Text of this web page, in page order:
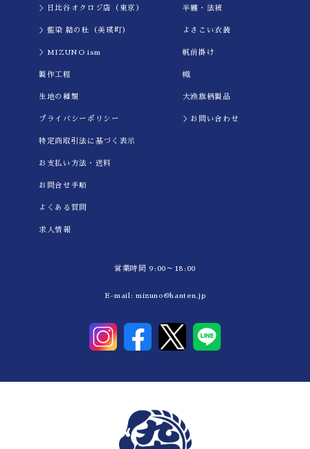
＞日比谷オクロジ店（東京）
＞藍染 結の杜（美瑛町）
＞MIZUNO ism
製作工程
生地の種類
プライバシーポリシー
特定商取引法に基づく表示
お支払い方法・送料
お問合せ手順
よくある質問
求人情報
半纏・法被
よさこい衣装
帆前掛け
幟
大漁旗柄製品
＞お問い合わせ
営業時間 9:00～18:00
E-mail: mizuno@hanten.jp